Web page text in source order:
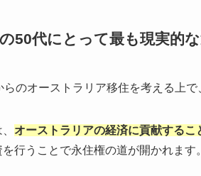
50代にとって最も現実的
らのオーストラリア移住を考える上
オーストラリアの経済に貢献する
を行うことで永住権の道が開かれます。